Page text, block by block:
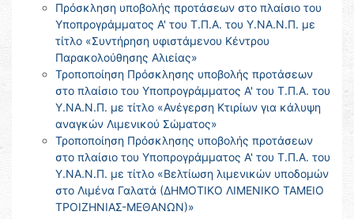
Πρόσκληση υποβολής προτάσεων στο πλαίσιο του
Υποπρογράμματος Α' του Τ.Π.Α. του Υ.ΝΑ.Ν.Π. με
τίτλο «Συντήρηση υφιστάμενου Κέντρου
Παρακολούθησης Αλιείας»
Τροποποίηση Πρόσκλησης υποβολής προτάσεων
στο πλαίσιο του Υποπρογράμματος Α' του Τ.Π.Α. του
Υ.ΝΑ.Ν.Π. με τίτλο «Ανέγερση Κτιρίων για κάλυψη
αναγκών Λιμενικού Σώματος»
Τροποποίηση Πρόσκλησης υποβολής προτάσεων
στο πλαίσιο του Υποπρογράμματος Α' του Τ.Π.Α. του
Υ.ΝΑ.Ν.Π. με τίτλο «Βελτίωση λιμενικών υποδομών
στο Λιμένα Γαλατά (ΔΗΜΟΤΙΚΟ ΛΙΜΕΝΙΚΟ ΤΑΜΕΙΟ
ΤΡΟΙΖΗΝΙΑΣ-ΜΕΘΑΝΩΝ)»